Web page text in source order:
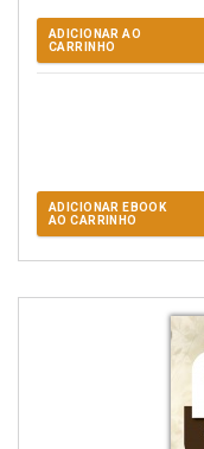
ADICIONAR AO
CARRINHO
ADICIONAR EBOOK
AO CARRINHO